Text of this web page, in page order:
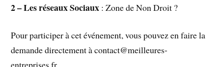
2 – Les réseaux Sociaux : Zone de Non Droit ?
Pour participer à cet événement, vous pouvez en faire la
demande directement à contact@meilleures-